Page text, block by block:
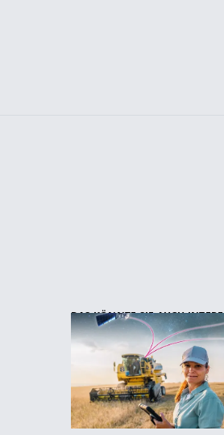
DAS KÖNNTE SIE AUCH